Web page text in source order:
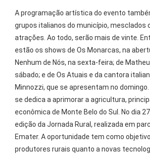
A programação artística do evento
grupos italianos do município, mesclados
atrações. Ao todo, serão mais de vinte.
estão os shows de Os Monarcas, na
Nenhum de Nós, na sexta-feira; de
sábado; e de Os Atuais e da cantora
Minnozzi, que se apresentam no
se dedica a aprimorar a agricultura,
econômica de Monte Belo do Sul. No dia
edição da Jornada Rural, realizada em
Emater. A oportunidade tem como
produtores rurais quanto a novas